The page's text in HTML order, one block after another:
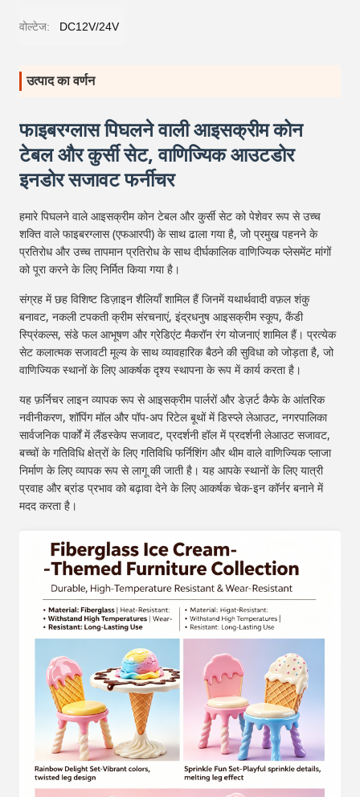
वोल्टेज: DC12V/24V
उत्पाद का वर्णन
फाइबरग्लास पिघलने वाली आइसक्रीम कोन
टेबल और कुर्सी सेट, वाणिज्यिक आउटडोर
इनडोर सजावट फर्नीचर
हमारे पिघलने वाले आइसक्रीम कोन टेबल और कुर्सी सेट को पेशेवर रूप से उच्च
शक्ति वाले फाइबरग्लास (एफआरपी) के साथ ढाला गया है, जो प्रमुख पहनने के
प्रतिरोध और उच्च तापमान प्रतिरोध के साथ दीर्घकालिक वाणिज्यिक प्लेसमेंट मांगों
को पूरा करने के लिए निर्मित किया गया है।
संग्रह में छह विशिष्ट डिज़ाइन शैलियाँ शामिल हैं जिनमें यथार्थवादी वफ़ल शंकु
बनावट, नकली टपकती क्रीम संरचनाएं, इंद्रधनुष आइसक्रीम स्कूप, कैंडी
स्प्रिंकल्स, संडे फल आभूषण और ग्रेडिएंट मैकरॉन रंग योजनाएं शामिल हैं। प्रत्येक
सेट कलात्मक सजावटी मूल्य के साथ व्यावहारिक बैठने की सुविधा को जोड़ता है, जो
वाणिज्यिक स्थानों के लिए आकर्षक दृश्य स्थापना के रूप में कार्य करता है।
यह फ़र्निचर लाइन व्यापक रूप से आइसक्रीम पार्लरों और डेज़र्ट कैफे के आंतरिक
नवीनीकरण, शॉपिंग मॉल और पॉप-अप रिटेल बूथों में डिस्प्ले लेआउट, नगरपालिका
सार्वजनिक पार्कों में लैंडस्केप सजावट, प्रदर्शनी हॉल में प्रदर्शनी लेआउट सजावट,
बच्चों के गतिविधि क्षेत्रों के लिए गतिविधि फर्निशिंग और थीम वाले वाणिज्यिक प्लाजा
निर्माण के लिए व्यापक रूप से लागू की जाती है। यह आपके स्थानों के लिए यात्री
प्रवाह और ब्रांड प्रभाव को बढ़ावा देने के लिए आकर्षक चेक-इन कॉर्नर बनाने में
मदद करता है।